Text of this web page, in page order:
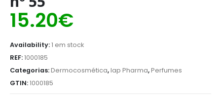
15.20€
Availability:1 em stock
REF:1000185
Categorias:Dermocosmética,Iap Pharma,Perfumes
GTIN:1000185